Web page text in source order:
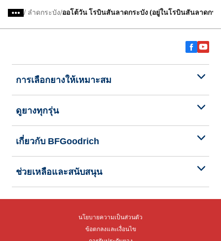
/ ลำดกระบัง ออโต้วัน โรบินสันลาดกระบัง (อยู่ในโรบินสันลาดกระ
การเลือกยางให้เหมาะสม
ดูยางทุกรุ่น
เกี่ยวกับ BFGoodrich
ช่วยเหลือและสนับสนุน
นโยบายความเป็นส่วนตัว
ข้อตกลงและเงื่อนไข